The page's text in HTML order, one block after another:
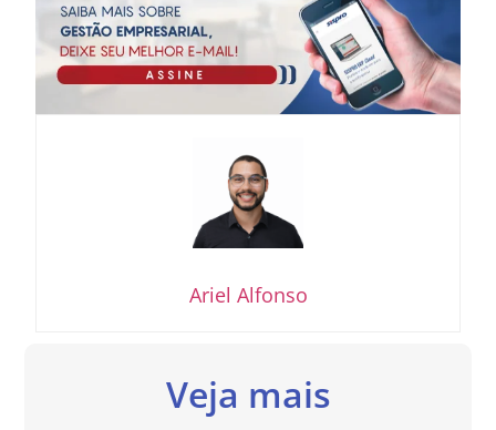
Ariel Alfonso
Veja mais